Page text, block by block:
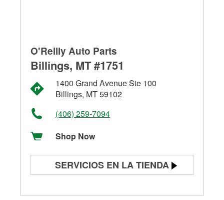
O'Reilly Auto Parts
Billings, MT #1751
1400 Grand Avenue Ste 100
Billings, MT 59102
(406) 259-7094
Shop Now
SERVICIOS EN LA TIENDA